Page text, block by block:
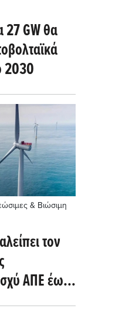
GW θα
2030
& Βιώσιμη
τον
ΑΠΕ έως